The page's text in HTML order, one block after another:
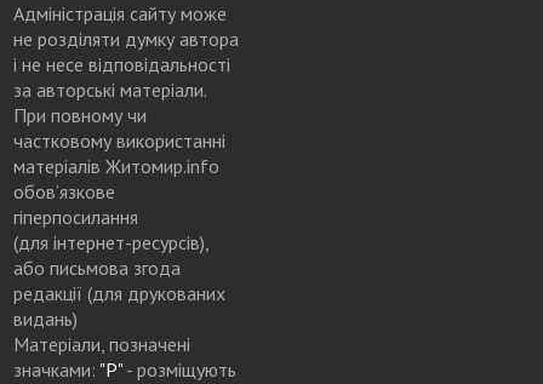
Адміністрація сайту може
не розділяти думку автора
і не несе відповідальності
за авторські матеріали.
При повному чи
частковому використанні
матеріалів Житомир.info
обов’язкове
гіперпосилання
(для інтернет-ресурсів),
або письмова згода
редакції (для друкованих
видань)
Матеріали, позначені
значками: "Р"- розміщують